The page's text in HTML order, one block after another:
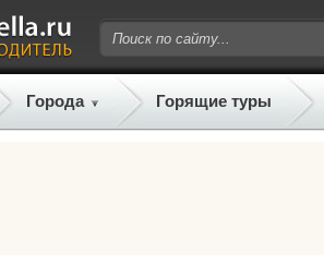
Города Горящие туры